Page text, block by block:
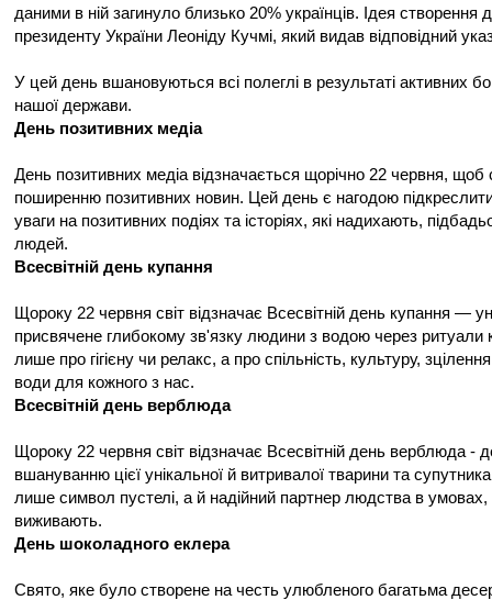
даними в ній загинуло близько 20% українців. Ідея створення
президенту України Леоніду Кучмі, який видав відповідний
У цей день вшановуються всі полеглі в результаті активних
нашої держави.
День позитивних медіа
День позитивних медіа відзначається щорічно 22 червня,
поширенню позитивних новин. Цей день є нагодою
уваги на позитивних подіях та історіях, які надихають,
людей.
Всесвітній день купання
Щороку 22 червня світ відзначає Всесвітній день купання —
присвячене глибокому зв'язку людини з водою через
лише про гігієну чи релакс, а про спільність, культуру,
води для кожного з нас.
Всесвітній день верблюда
Щороку 22 червня світ відзначає Всесвітній день верблюда -
вшануванню цієї унікальної й витривалої тварини та
лише символ пустелі, а й надійний партнер людства в умовах,
виживають.
День шоколадного еклера
Свято, яке було створене на честь улюбленого багатьма